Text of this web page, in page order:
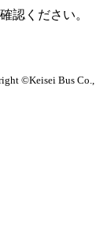
認ください。
©Keisei Bus Co.,